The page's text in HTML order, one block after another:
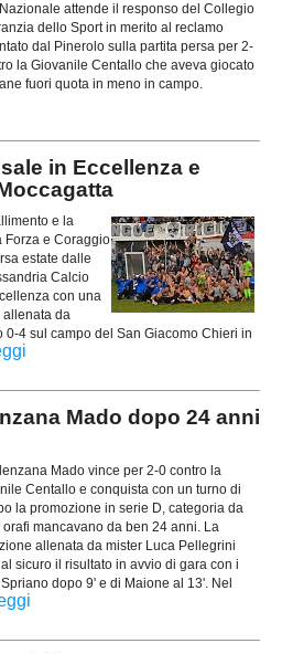
attende il responso del Collegio
dello Sport in merito al reclamo
dal Pinerolo sulla partita persa per 2-
la Giovanile Centallo che aveva giocato
fuori quota in meno in campo.
in Eccellenza e
e la
Forza e Coraggio
estate dalle
Calcio
con una
allenata da
0-4 sul campo del San Giacomo Chieri in
Mado dopo 24 anni
Mado vince per 2-0 contro la
Centallo e conquista con un turno di
la promozione in serie D, categoria da
orafi mancavano da ben 24 anni. La
allenata da mister Luca Pellegrini
sicuro il risultato in avvio di gara con i
dopo 9' e di Maione al 13'. Nel